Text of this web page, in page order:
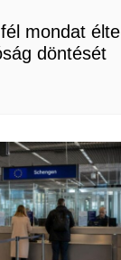
mondat élte
döntését